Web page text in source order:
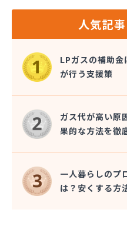
業所
広島県LPガス協会・お
広島酸素株式会社
広島団地ガス協業組合
佐々木商店
三愛オブリガス中国株
三原食糧企業組合・三
三崎商店
秋山プロパン・電器店
松井商事有限会社
松村プロパン
松島燃料店
食協株式会社 広島販売
食協株式会社 燃料部
人気記
LPガスの補助
が行う支援策
ガス代が高い原
果的な方法を徹
一人暮らしのプ
は？安くする方